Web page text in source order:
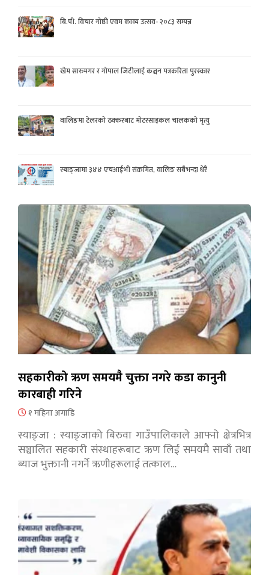
बि.पी. विचार गोष्ठी एवम काव्य उत्सव- २०८३ सम्पन्न
खेम सारुमगर र गोपाल जिटीलाई कञ्चन पत्रकरिता पुरस्कार
वालिङमा टेलरको ठक्करबाट मोटरसाइकल चालकको मृत्यु
स्याङ्जामा ३४४ एचआईभी संक्रमित, वालिङ सबैभन्दा धेरै
सहकारीको ऋण समयमै चुक्ता नगरे कडा कानुनी
कारबाही गरिने
१ महिना अगाडि
स्याङ्जा : स्याङ्जाको बिरुवा गाउँपालिकाले आफ्नो क्षेत्रभित्र
सञ्चालित सहकारी संस्थाहरूबाट ऋण लिई समयमै सावाँ तथा
ब्याज भुक्तानी नगर्ने ऋणीहरूलाई तत्काल…